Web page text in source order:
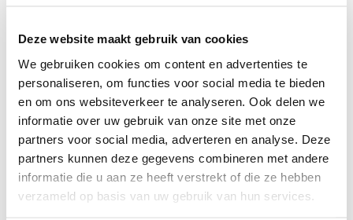
Deze website maakt gebruik van cookies
We gebruiken cookies om content en advertenties te
personaliseren, om functies voor social media te bieden
en om ons websiteverkeer te analyseren. Ook delen we
informatie over uw gebruik van onze site met onze
partners voor social media, adverteren en analyse. Deze
partners kunnen deze gegevens combineren met andere
informatie die u aan ze heeft verstrekt of die ze hebben
verzameld op basis van uw gebruik van hun services.
Laser Groen
Zelfnivellerende lijnlaser met
drie groene laser...
Op voorraad
Adviesprijs: € 399,-
€ 299,- Excl. btw
€ 361,79Incl. btw
GROEN
Lijns Laser Groen Li-Ion
Nieuw van DeWALT, een 3-
lijns laser, groen, opla...
Op voorraad
Adviesprijs: € 409,-
€ 369,- Excl. btw
€ 446,49Incl. btw